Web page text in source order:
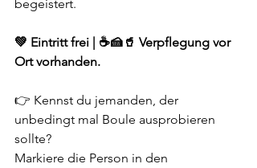
begeistert.
💚 Eintritt frei | ☕🍰🥤 Verpflegung vor
Ort vorhanden.
👉 Kennst du jemanden, der
unbedingt mal Boule ausprobieren
sollte?
Markiere die Person in den